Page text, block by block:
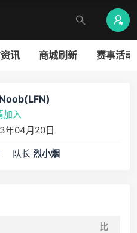
讯 商城刷新 赛事活动
加入
年04月20日
队长 烈小烟
比